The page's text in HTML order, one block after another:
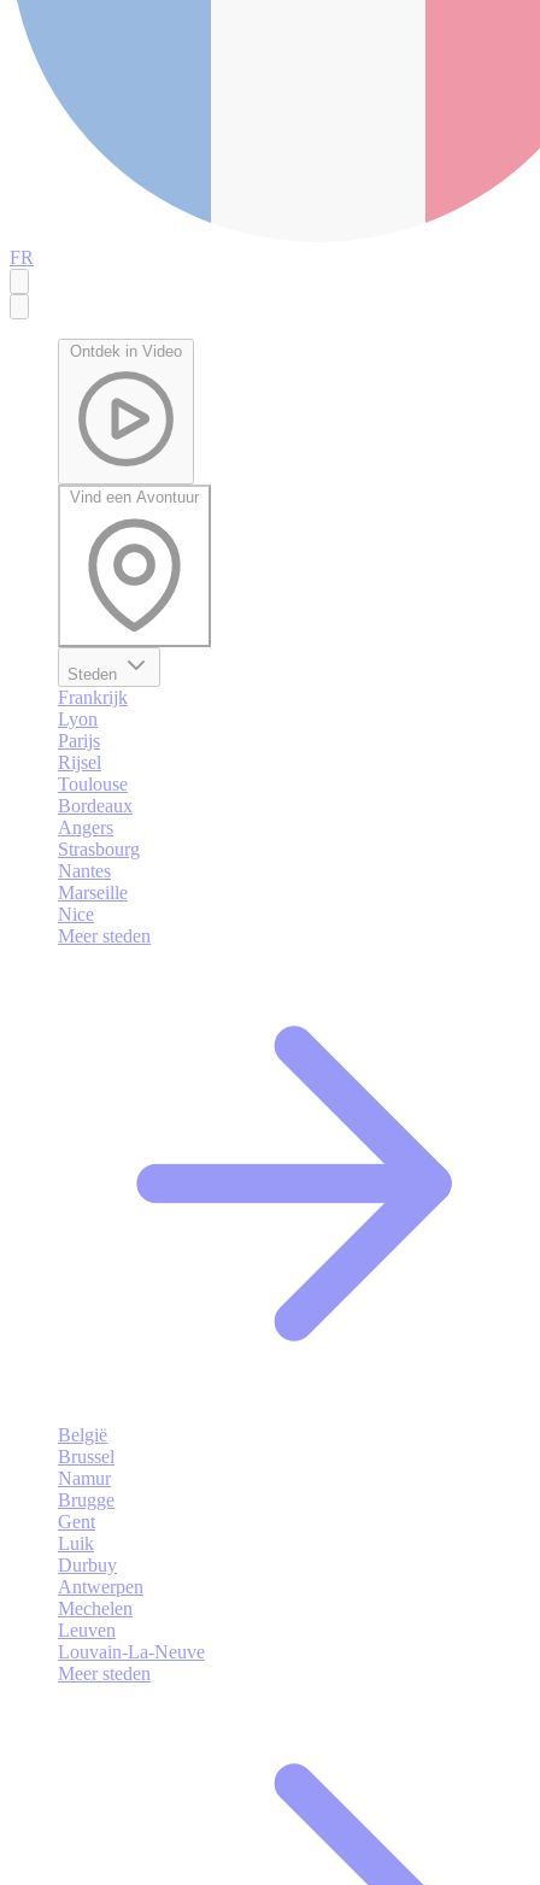
FR
Ontdek in Video
Vind een Avontuur
Steden
Frankrijk
Lyon
Parijs
Rijsel
Toulouse
Bordeaux
Angers
Strasbourg
Nantes
Marseille
Nice
Meer steden
België
Brussel
Namur
Brugge
Gent
Luik
Durbuy
Antwerpen
Mechelen
Leuven
Louvain-La-Neuve
Meer steden